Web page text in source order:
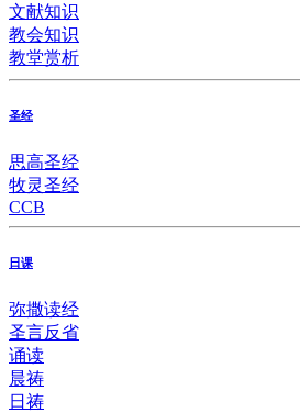
文献知识
教会知识
教堂赏析
圣经
思高圣经
牧灵圣经
CCB
日课
弥撒读经
圣言反省
诵读
晨祷
日祷